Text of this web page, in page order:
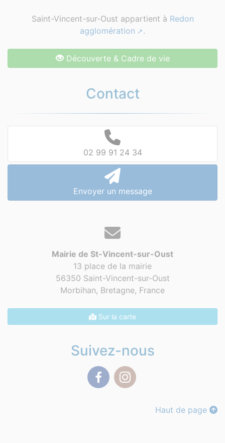
Saint-Vincent-sur-Oust appartient à Redon
agglomération
.
Découverte & Cadre de vie
Contact
02 99 91 24 34
Envoyer un message
Mairie de St-Vincent-sur-Oust
13 place de la mairie
56350 Saint-Vincent-sur-Oust
Morbihan, Bretagne, France
Sur la carte
Suivez-nous
Haut de page